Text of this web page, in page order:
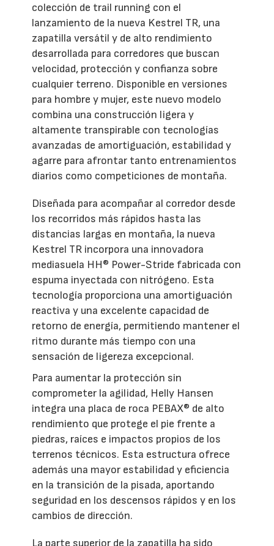
colección de trail running con el
lanzamiento de la nueva Kestrel TR, una
zapatilla versátil y de alto rendimiento
desarrollada para corredores que buscan
velocidad, protección y confianza sobre
cualquier terreno. Disponible en versiones
para hombre y mujer, este nuevo modelo
combina una construcción ligera y
altamente transpirable con tecnologías
avanzadas de amortiguación, estabilidad y
agarre para afrontar tanto entrenamientos
diarios como competiciones de montaña.
Diseñada para acompañar al corredor desde
los recorridos más rápidos hasta las
distancias largas en montaña, la nueva
Kestrel TR incorpora una innovadora
mediasuela HH® Power-Stride fabricada con
espuma inyectada con nitrógeno. Esta
tecnología proporciona una amortiguación
reactiva y una excelente capacidad de
retorno de energía, permitiendo mantener el
ritmo durante más tiempo con una
sensación de ligereza excepcional.
Para aumentar la protección sin
comprometer la agilidad, Helly Hansen
integra una placa de roca PEBAX® de alto
rendimiento que protege el pie frente a
piedras, raíces e impactos propios de los
terrenos técnicos. Esta estructura ofrece
además una mayor estabilidad y eficiencia
en la transición de la pisada, aportando
seguridad en los descensos rápidos y en los
cambios de dirección.
La parte superior de la zapatilla ha sido